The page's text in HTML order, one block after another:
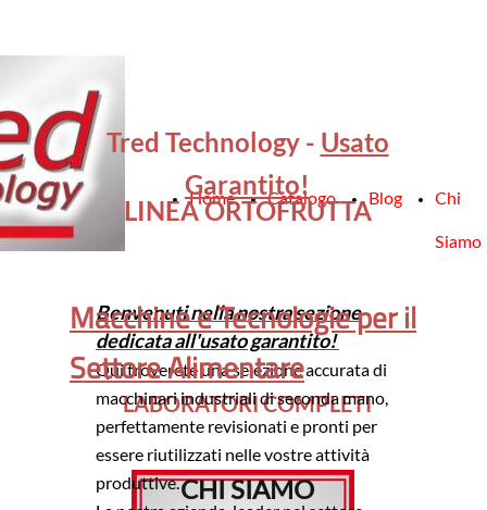
Macchine e Tecnologie per il
Settore Alimentare
Tred Technology - Usato
Garantito!
Home Catalogo Blog Chi
Siamo
LINEA ORTOFRUTTA
Benvenuti nella nostra sezione
dedicata all'usato garantito!
Qui troverete una selezione accurata di
macchinari industriali di seconda mano,
perfettamente revisionati e pronti per
essere riutilizzati nelle vostre attività
produttive.CHI SIAMO
LABORATORI COMPLETI